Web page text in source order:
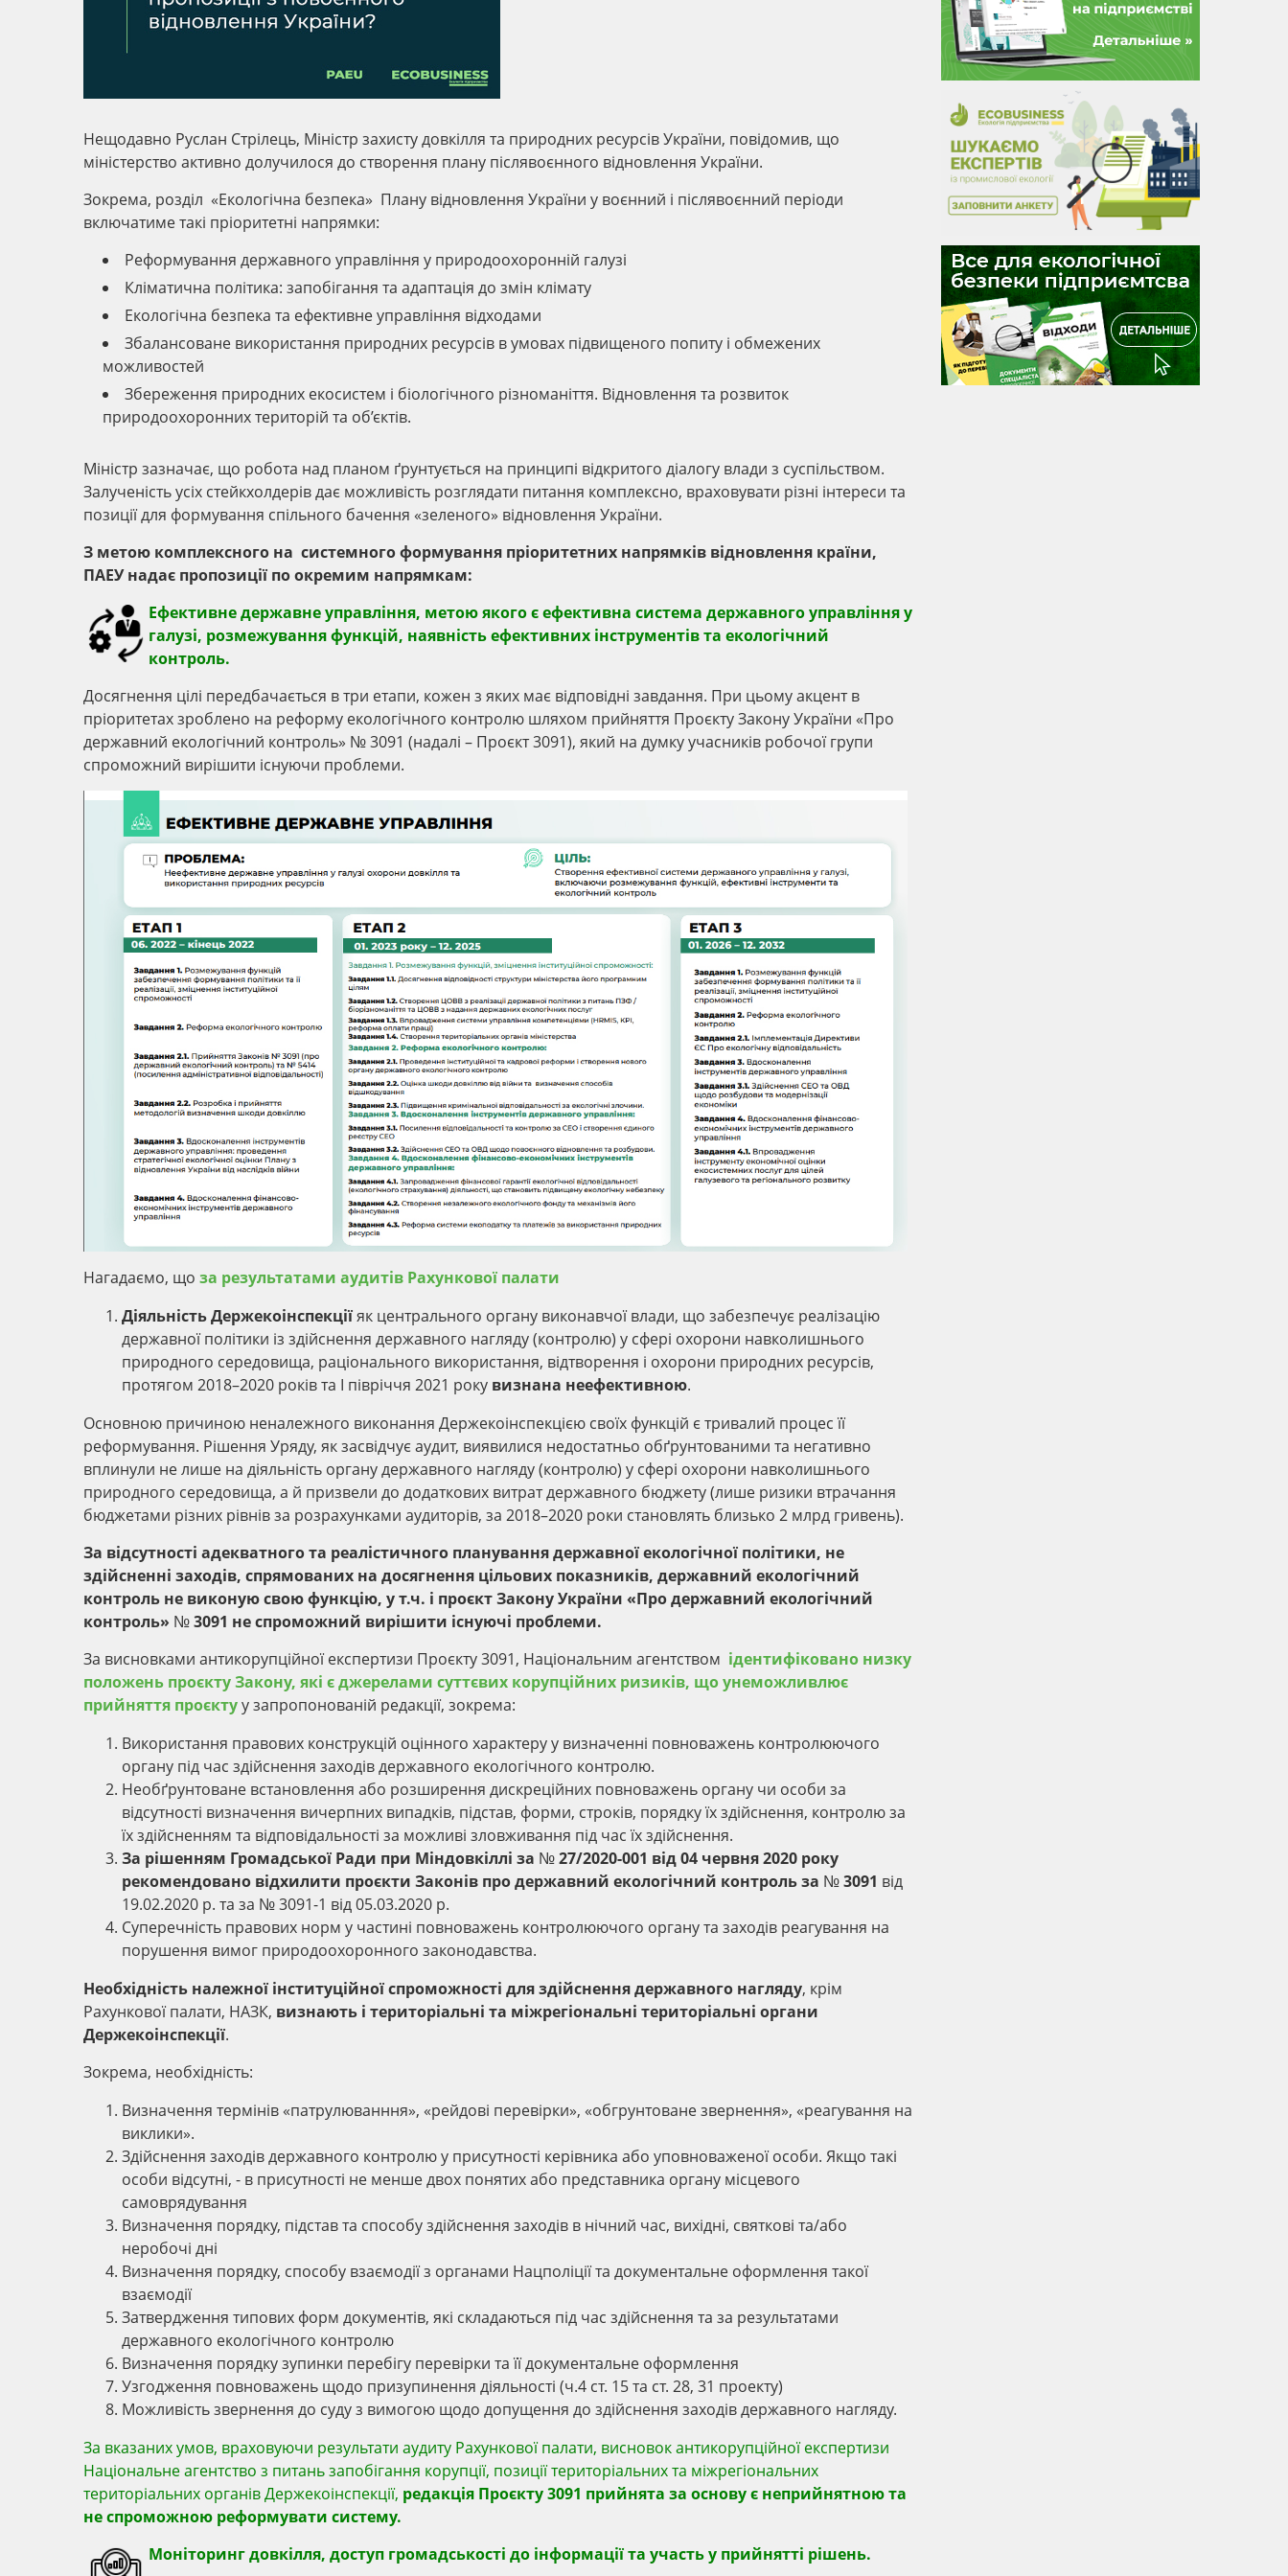
Нещодавно Руслан Стрілець, Міністр захисту довкілля та природних ресурсів України, повідомив, що
міністерство активно долучилося до створення плану післявоєнного відновлення України.
Зокрема, розділ «Екологічна безпека» Плану відновлення України у воєнний і післявоєнний періоди
включатиме такі пріоритетні напрямки:
Реформування державного управління у природоохоронній галузі
Кліматична політика: запобігання та адаптація до змін клімату
Екологічна безпека та ефективне управління відходами
Збалансоване використання природних ресурсів в умовах підвищеного попиту і обмежених
можливостей
Збереження природних екосистем і біологічного різноманіття. Відновлення та розвиток
природоохоронних територій та об’єктів.
Міністр зазначає, що робота над планом ґрунтується на принципі відкритого діалогу влади з суспільством.
Залученість усіх стейкхолдерів дає можливість розглядати питання комплексно, враховувати різні інтереси та
позиції для формування спільного бачення «зеленого» відновлення України.
З метою комплексного на системного формування пріоритетних напрямків відновлення країни,
ПАЕУ надає пропозиції по окремим напрямкам:
Ефективне державне управління, метою якого є ефективна система державного управління у
галузі, розмежування функцій, наявність ефективних інструментів та екологічний
контроль.
Досягнення цілі передбачається в три етапи, кожен з яких має відповідні завдання. При цьому акцент в
пріоритетах зроблено на реформу екологічного контролю шляхом прийняття Проєкту Закону України «Про
державний екологічний контроль» № 3091 (надалі – Проєкт 3091), який на думку учасників робочої групи
спроможний вирішити існуючи проблеми.
Нагадаємо, що за результатами аудитів Рахункової палати
Діяльність Держекоінспекціїяк центрального органу виконавчої влади, що забезпечує реалізацію
державної політики із здійснення державного нагляду (контролю) у сфері охорони навколишнього
природного середовища, раціонального використання, відтворення і охорони природних ресурсів,
протягом 2018–2020 років та І півріччя 2021 року визнана неефективною.
Основною причиною неналежного виконання Держекоінспекцією своїх функцій є тривалий процес її
реформування. Рішення Уряду, як засвідчує аудит, виявилися недостатньо обґрунтованими та негативно
вплинули не лише на діяльність органу державного нагляду (контролю) у сфері охорони навколишнього
природного середовища, а й призвели до додаткових витрат державного бюджету (лише ризики втрачання
бюджетами різних рівнів за розрахунками аудиторів, за 2018–2020 роки становлять близько 2 млрд гривень).
За відсутності адекватного та реалістичного планування державної екологічної політики, не
здійсненні заходів, спрямованих на досягнення цільових показників, державний екологічний
контроль не виконую свою функцію, у т.ч. і проєкт Закону України «Про державний екологічний
контроль» № 3091 не спроможний вирішити існуючі проблеми.
За висновками антикорупційної експертизи Проєкту 3091, Національним агентством ідентифіковано низку
положень проєкту Закону, які є джерелами суттєвих корупційних ризиків, що унеможливлює
прийняття проєктуу запропонованій редакції, зокрема:
Використання правових конструкцій оцінного характеру у визначенні повноважень контролюючого
органу під час здійснення заходів державного екологічного контролю.
Необґрунтоване встановлення або розширення дискреційних повноважень органу чи особи за
відсутності визначення вичерпних випадків, підстав, форми, строків, порядку їх здійснення, контролю за
їх здійсненням та відповідальності за можливі зловживання під час їх здійснення.
За рішенням Громадської Ради при Міндовкіллі за № 27/2020-001 від 04 червня 2020 року
рекомендовано відхилити проєкти Законів про державний екологічний контроль за № 3091 від
19.02.2020 р. та за № 3091-1 від 05.03.2020 р.
Суперечність правових норм у частині повноважень контролюючого органу та заходів реагування на
порушення вимог природоохоронного законодавства.
Необхідність належної інституційної спроможності для здійснення державного нагляду, крім
Рахункової палати, НАЗК, визнають і територіальні та міжрегіональні територіальні органи
Держекоінспекції.
Зокрема, необхідність:
Визначення термінів «патрулюванння», «рейдові перевірки», «обгрунтоване звернення», «реагування на
виклики».
Здійснення заходів державного контролю у присутності керівника або уповноваженої особи. Якщо такі
особи відсутні, - в присутності не менше двох понятих або представника органу місцевого
самоврядування
Визначення порядку, підстав та способу здійснення заходів в нічний час, вихідні, святкові та/або
неробочі дні
Визначення порядку, способу взаємодії з органами Нацполіції та документальне оформлення такої
взаємодії
Затвердження типових форм документів, які складаються під час здійснення та за результатами
державного екологічного контролю
Визначення порядку зупинки перебігу перевірки та її документальне оформлення
Узгодження повноважень щодо призупинення діяльності (ч.4 ст. 15 та ст. 28, 31 проекту)
Можливість звернення до суду з вимогою щодо допущення до здійснення заходів державного нагляду.
За вказаних умов, враховуючи результати аудиту Рахункової палати, висновок антикорупційної експертизи
Національне агентство з питань запобігання корупції, позиції територіальних та міжрегіональних
територіальних органів Держекоінспекції, редакція Проєкту 3091 прийнята за основу є неприйнятною та
не спроможною реформувати систему.
Моніторинг довкілля, доступ громадськості до інформації та участь у прийнятті рішень.